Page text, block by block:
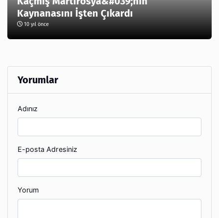
Kaynanasını İşten Çıkardı
10 yıl önce
Yorumlar
Adınız
E-posta Adresiniz
Yorum